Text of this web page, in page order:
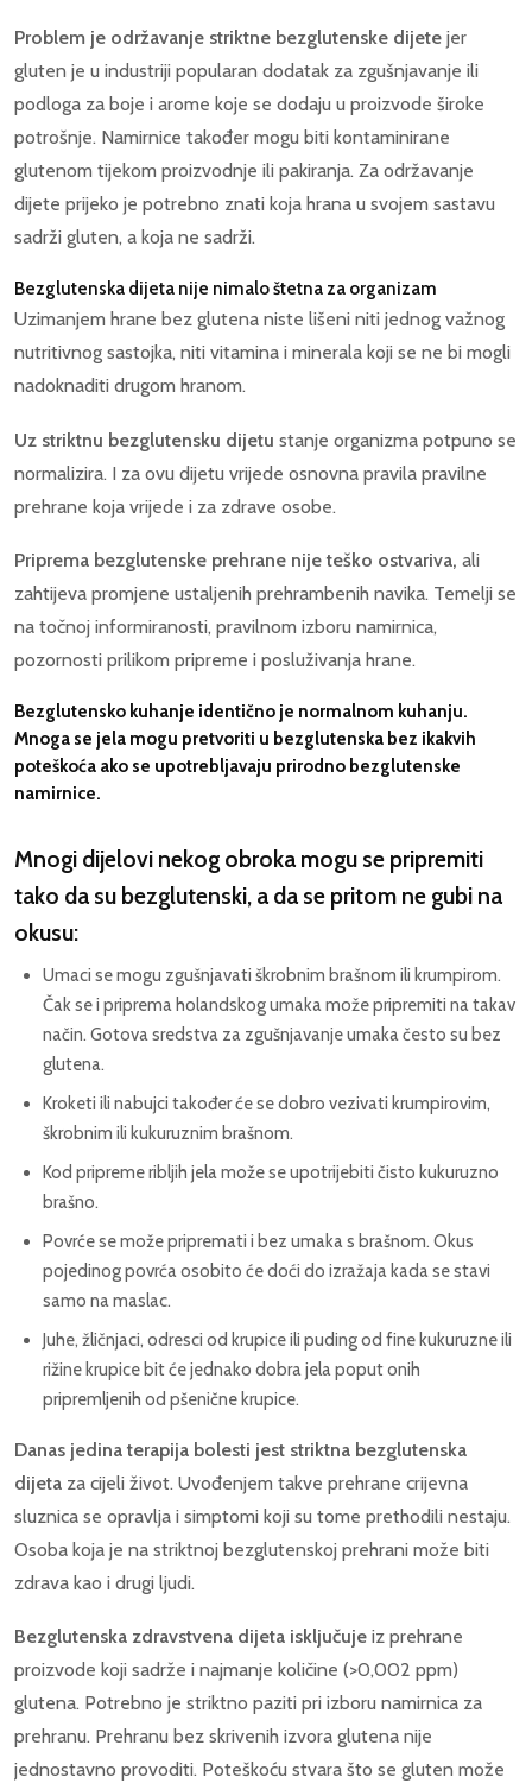
Problem je održavanje striktne bezglutenske dijete jer
gluten je u industriji popularan dodatak za zgušnjavanje ili
podloga za boje i arome koje se dodaju u proizvode široke
potrošnje. Namirnice također mogu biti kontaminirane
glutenom tijekom proizvodnje ili pakiranja. Za održavanje
dijete prijeko je potrebno znati koja hrana u svojem sastavu
sadrži gluten, a koja ne sadrži.
Bezglutenska dijeta nije nimalo štetna za organizam
Uzimanjem hrane bez glutena niste lišeni niti jednog važnog
nutritivnog sastojka, niti vitamina i minerala koji se ne bi mogli
nadoknaditi drugom hranom.
Uz striktnu bezglutensku dijetu stanje organizma potpuno se
normalizira. I za ovu dijetu vrijede osnovna pravila pravilne
prehrane koja vrijede i za zdrave osobe.
Priprema bezglutenske prehrane nije teško ostvariva, ali
zahtijeva promjene ustaljenih prehrambenih navika. Temelji se
na točnoj informiranosti, pravilnom izboru namirnica,
pozornosti prilikom pripreme i posluživanja hrane.
Bezglutensko kuhanje identično je normalnom kuhanju.
Mnoga se jela mogu pretvoriti u bezglutenska bez ikakvih
poteškoća ako se upotrebljavaju prirodno bezglutenske
namirnice.
Mnogi dijelovi nekog obroka mogu se pripremiti
tako da su bezglutenski, a da se pritom ne gubi na
okusu:
Umaci se mogu zgušnjavati škrobnim brašnom ili krumpirom.
Čak se i priprema holandskog umaka može pripremiti na takav
način. Gotova sredstva za zgušnjavanje umaka često su bez
glutena.
Kroketi ili nabujci također će se dobro vezivati krumpirovim,
škrobnim ili kukuruznim brašnom.
Kod pripreme ribljih jela može se upotrijebiti čisto kukuruzno
brašno.
Povrće se može pripremati i bez umaka s brašnom. Okus
pojedinog povrća osobito će doći do izražaja kada se stavi
samo na maslac.
Juhe, žličnjaci, odresci od krupice ili puding od fine kukuruzne ili
rižine krupice bit će jednako dobra jela poput onih
pripremljenih od pšenične krupice.
Danas jedina terapija bolesti jest striktna bezglutenska
dijeta za cijeli život. Uvođenjem takve prehrane crijevna
sluznica se opravlja i simptomi koji su tome prethodili nestaju.
Osoba koja je na striktnoj bezglutenskoj prehrani može biti
zdrava kao i drugi ljudi.
Bezglutenska zdravstvena dijeta isključuje iz prehrane
proizvode koji sadrže i najmanje količine (>0,002 ppm)
glutena. Potrebno je striktno paziti pri izboru namirnica za
prehranu. Prehranu bez skrivenih izvora glutena nije
jednostavno provoditi. Poteškoću stvara što se gluten može